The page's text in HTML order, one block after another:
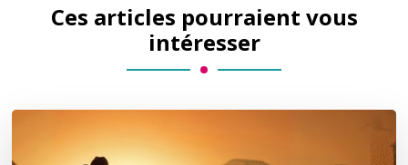
Ces articles pourraient vous
intéresser